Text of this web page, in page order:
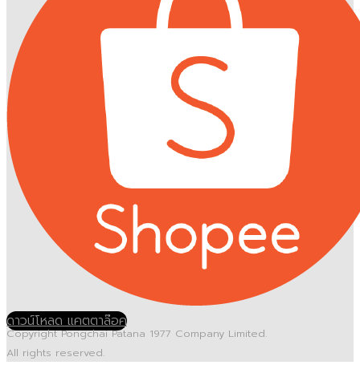
ดาวน์โหลด แคตตาล๊อค
Copyright Pongchai Patana 1977 Company Limited.
All rights reserved.